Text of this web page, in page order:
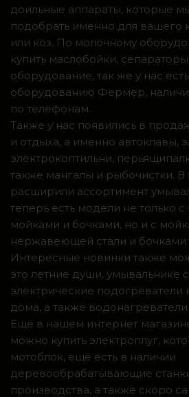
доильные аппараты, которые
подобрать именно для вашего
или коз. По молочному
купить маслобойки,
оборудование, так же у нас
оборудованию Фермер,
по телефонам.
Также у нас появились в
и отдыха, а именно автоклавы,
электрокоптильни,
также мангалы и рыбочистки.
расширили ассортимент
теперь есть модели не только
мойками и бочками, но и с
нержавеющей стали и бочками
Интересные новинки также
это летние души, умывальнике
электрические подогреватели
дома, а также водонагреватели.
Ещё в нашем интернет
можно купить электроплуг,
мотоблок, ещё есть в наличии
деревообрабатывающие
производства, а также скоро